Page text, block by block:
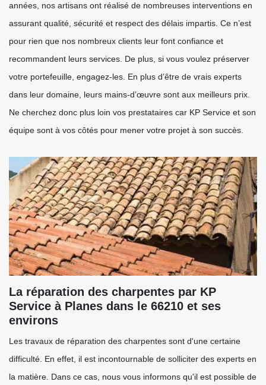
années, nos artisans ont réalisé de nombreuses interventions en
assurant qualité, sécurité et respect des délais impartis. Ce n’est
pour rien que nos nombreux clients leur font confiance et
recommandent leurs services. De plus, si vous voulez préserver
votre portefeuille, engagez-les. En plus d’être de vrais experts
dans leur domaine, leurs mains-d’œuvre sont aux meilleurs prix.
Ne cherchez donc plus loin vos prestataires car KP Service et son
équipe sont à vos côtés pour mener votre projet à son succès.
La réparation des charpentes par KP
Service à Planes dans le 66210 et ses
environs
Les travaux de réparation des charpentes sont d'une certaine
difficulté. En effet, il est incontournable de solliciter des experts en
la matière. Dans ce cas, nous vous informons qu'il est possible de